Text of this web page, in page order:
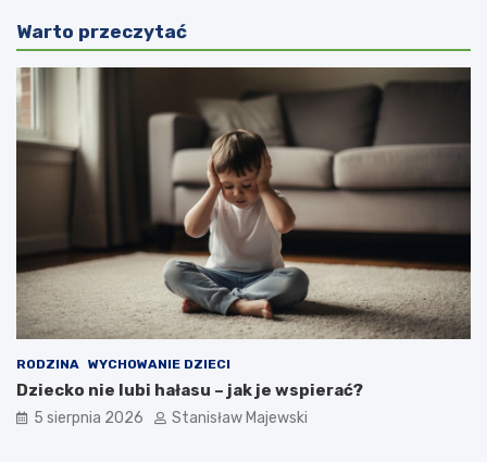
Warto przeczytać
RODZINA WYCHOWANIE DZIECI
Dziecko nie lubi hałasu – jak je wspierać?
5 sierpnia 2026 Stanisław Majewski